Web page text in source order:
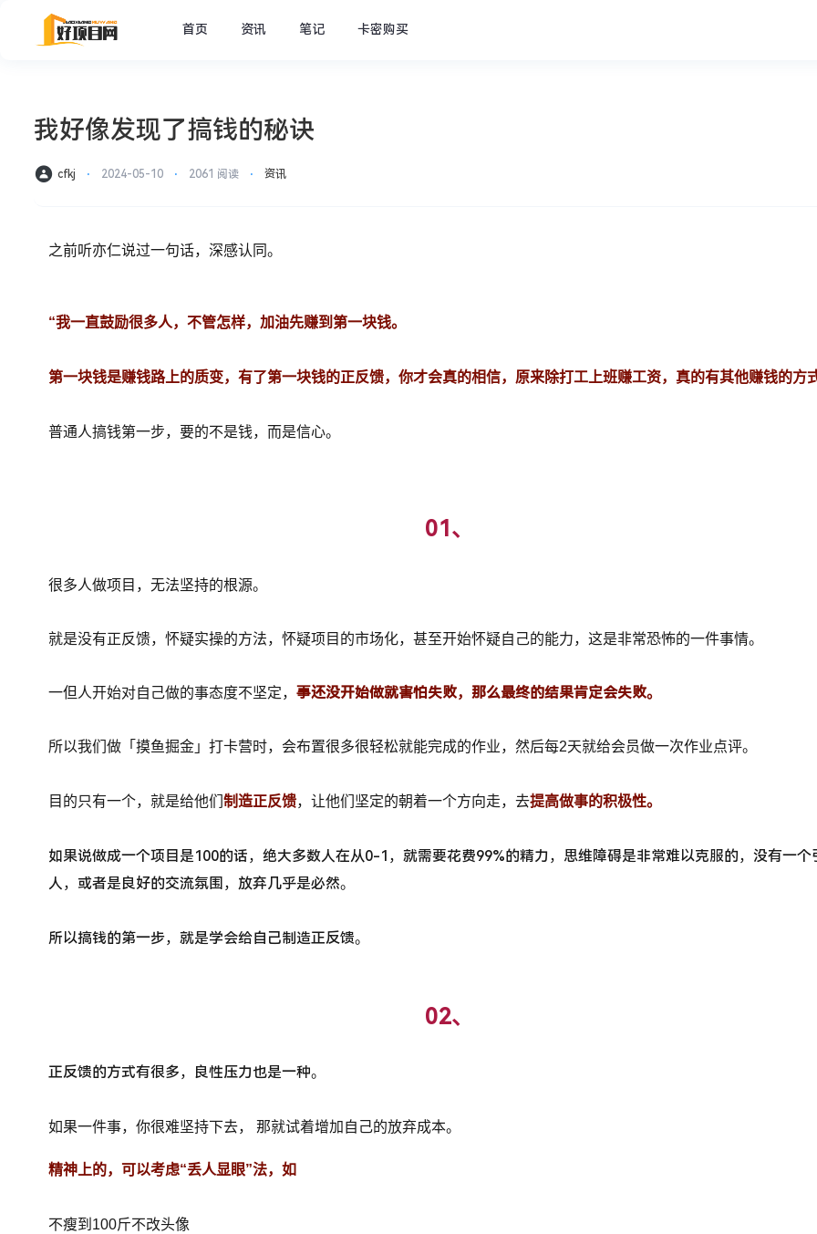
首页 资讯 笔记 卡密购买
我好像发现了搞钱的秘诀
cfkj ⋅ 2024-05-10 ⋅ 2061 阅读 ⋅ 资讯
之前听亦仁说过一句话，深感认同。
“我一直鼓励很多人，不管怎样，加油先赚到第一块钱。
第一块钱是赚钱路上的质变，有了第一块钱的正反馈，你才会真的相信，原来除打工上班赚工资，真的有其他赚钱的方
普通人搞钱第一步，要的不是钱，而是信心。
01、
很多人做项目，无法坚持的根源。
就是没有正反馈，怀疑实操的方法，怀疑项目的市场化，甚至开始怀疑自己的能力，这是非常恐怖的一件事情。
一但人开始对自己做的事态度不坚定， 事还没开始做就害怕失败，那么最终的结果肯定会失败。
所以我们做「摸鱼掘金」打卡营时，会布置很多很轻松就能完成的作业，然后每2天就给会员做一次作业点评。
目的只有一个，就是给他们 制造正反馈，让他们坚定的朝着一个方向走，去提高做事的积极性。
如果说做成一个项目是100的话，绝大多数人在从0-1，就需要花费99%的精力，思维障碍是非常难以克服的，没有一个
人，或者是良好的交流氛围，放弃几乎是必然。
所以搞钱的第一步，就是学会给自己制造正反馈。
02、
正反馈的方式有很多， 良性压力也是一种。
如果一件事，你很难坚持下去， 那就试着增加自己的放弃成本。
精神上的，可以考虑“丢人显眼”法，如
不瘦到100斤不改头像